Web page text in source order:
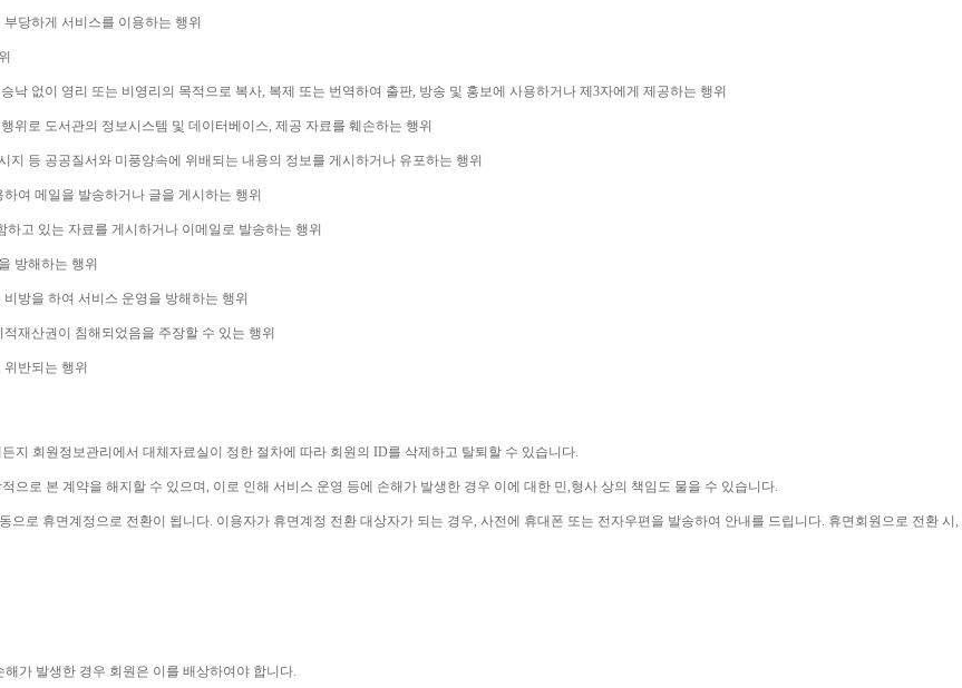
당하게 서비스를 이용하는 행위
낙 없이 영리 또는 비영리의 목적으로 복사, 복제 또는 번역하여 출판, 방송 및 홍보에 사용하거나 제 3자에게 제공하는 행위
위로 도서관의 정보시스템 및 데이터베이스, 제공 자료를 훼손하는 행위
지 등 공공질서와 미풍양속에 위배되는 내용의 정보를 게시하거나 유포하는 행위
여 메일을 발송하거나 글을 게시하는 행위
고 있는 자료를 게시하거나 이메일로 발송하는 행위
방해하는 행위
방을 하여 서비스 운영을 방해하는 행위
재산권이 침해되었음을 주장할 수 있는 행위
반되는 행위
지 회원정보관리에서 대체자료실이 정한 절차에 따라 회원의 ID를 삭제하고 탈퇴할 수 있습니다.
으로 본 계약을 해지할 수 있으며, 이로 인해 서비스 운영 등에 손해가 발생한 경우 이에 대한 민,형사 상의 책임도 물을 수 있습니다.
으로 휴면계정으로 전환이 됩니다. 이용자가 휴면계정 전환 대상자가 되는 경우, 사전에 휴대폰 또는 전자우편을 발송하여 안내를 드립니다. 휴면회원으로 전환 시 ,
가 발생한 경우 회원은 이를 배상하여야 합니다.